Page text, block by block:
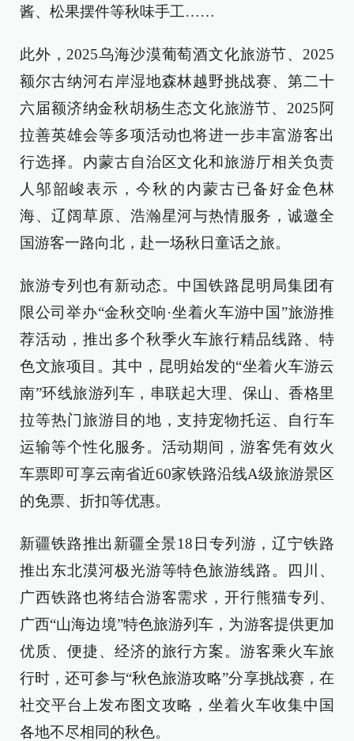
酱、松果摆件等秋味手工……
此外，2025乌海沙漠葡萄酒文化旅游节、2025
额尔古纳河右岸湿地森林越野挑战赛、第二十
六届额济纳金秋胡杨生态文化旅游节、2025阿
拉善英雄会等多项活动也将进一步丰富游客出
行选择。内蒙古自治区文化和旅游厅相关负责
人邬韶峻表示，今秋的内蒙古已备好金色林
海、辽阔草原、浩瀚星河与热情服务，诚邀全
国游客一路向北，赴一场秋日童话之旅。
旅游专列也有新动态。中国铁路昆明局集团有
限公司举办“金秋交响·坐着火车游中国”旅游推
荐活动，推出多个秋季火车旅行精品线路、特
色文旅项目。其中，昆明始发的“坐着火车游云
南”环线旅游列车，串联起大理、保山、香格里
拉等热门旅游目的地，支持宠物托运、自行车
运输等个性化服务。活动期间，游客凭有效火
车票即可享云南省近60家铁路沿线A级旅游景区
的免票、折扣等优惠。
新疆铁路推出新疆全景18日专列游，辽宁铁路
推出东北漠河极光游等特色旅游线路。四川、
广西铁路也将结合游客需求，开行熊猫专列、
广西“山海边境”特色旅游列车，为游客提供更加
优质、便捷、经济的旅行方案。游客乘火车旅
行时，还可参与“秋色旅游攻略”分享挑战赛，在
社交平台上发布图文攻略，坐着火车收集中国
各地不尽相同的秋色。